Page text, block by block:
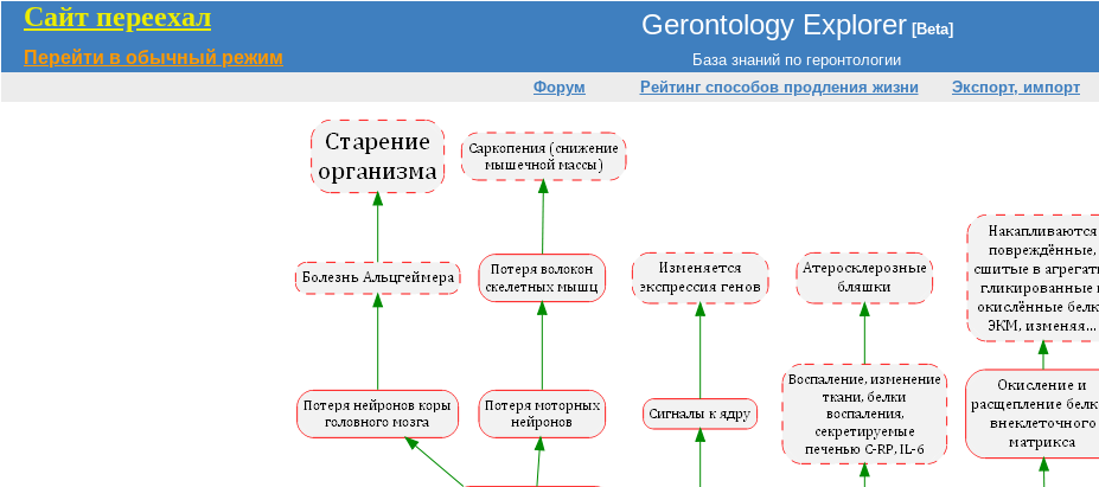
Сайт переехал Gerontology Explorer [Beta]
База знаний по геронтологии
Перейти в обычный режим
Форум Рейтинг способов продления жизни Экспорт, импорт